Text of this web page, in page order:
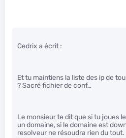
Cedrix a écrit :
Et tu maintiens la liste des ip de
? Sacré fichier de conf…
Le monsieur te dit que si tu joues
un domaine, si le domaine est
resolveur ne résoudra rien du tout.